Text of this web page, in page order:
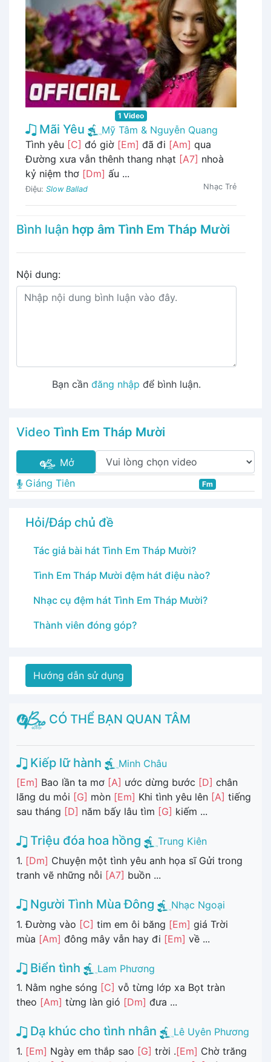
1 Video
Mãi Yêu
Mỹ Tâm & Nguyễn Quang
Tình yêu [C] đó giờ [Em] đã đi [Am] qua
Đường xưa vẫn thênh thang nhạt [A7] nhoà
kỷ niệm thơ [Dm] ấu ...
Điệu: Slow Ballad Nhạc Trẻ
Bình luận hợp âm Tình Em Tháp Mười
Nội dung:
Bạn cần đăng nhập để bình luận.
Video Tình Em Tháp Mười
Mở
Giáng Tiên
Fm
Hỏi/Đáp chủ đề
Tác giả bài hát Tình Em Tháp Mười?
Tình Em Tháp Mười đệm hát điệu nào?
Nhạc cụ đệm hát Tình Em Tháp Mười?
Thành viên đóng góp?
Hướng dẫn sử dụng
CÓ THỂ BẠN QUAN TÂM
Kiếp lữ hành
Minh Châu
[Em] Bao lần ta mơ [A] ước dừng bước [D] chân
lãng du mỏi [G] mòn [Em] Khi tình yêu lên [A] tiếng
sau tháng [D] năm bấy lâu tìm [G] kiếm ...
Triệu đóa hoa hồng
Trung Kiên
1. [Dm] Chuyện một tình yêu anh họa sĩ Gửi trong
tranh vẽ những nỗi [A7] buồn ...
Người Tình Mùa Đông
Nhạc Ngoại
1. Đường vào [C] tim em ôi băng [Em] giá Trời
mùa [Am] đông mây vẫn hay đi [Em] về ...
Biển tình
Lam Phương
1. Nằm nghe sóng [C] vỗ từng lớp xa Bọt tràn
theo [Am] từng làn gió [Dm] đưa ...
Dạ khúc cho tình nhân
Lê Uyên Phương
1. [Em] Ngày em thắp sao [G] trời .[Em] Chờ trăng